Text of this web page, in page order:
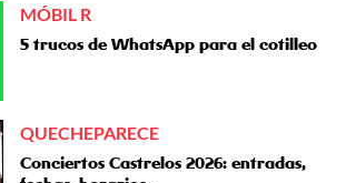
MÓBIL R
5 trucos de WhatsApp para el cotilleo
QUECHEPARECE
Conciertos Castrelos 2026: entradas,